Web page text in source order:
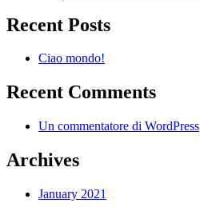
Recent Posts
Ciao mondo!
Recent Comments
Un commentatore di WordPress
Archives
January 2021